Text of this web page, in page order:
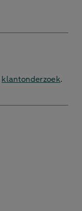
klantonderzoek.